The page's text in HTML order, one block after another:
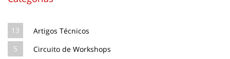
13
Artigos Técnicos
5
Circuito de Workshops